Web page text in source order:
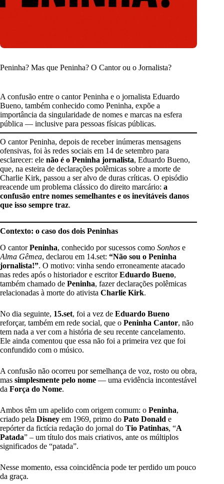
Peninha? Mas que Peninha? O Cantor ou o Jornalista?
A confusão entre o cantor Peninha e o jornalista Eduardo
Bueno, também conhecido como Peninha, expõe a
importância da singularidade de nomes e marcas na esfera
pública — inclusive para pessoas físicas públicas.
O cantor Peninha, depois de receber inúmeras mensagens
ofensivas, foi às redes sociais em 14 de setembro para
esclarecer: ele não é o Peninha jornalista, Eduardo Bueno,
que, na esteira de declarações polêmicas sobre a morte de
Charlie Kirk, passou a ser alvo de duras críticas. O episódio
reacende um problema clássico do direito marcário: a
confusão entre nomes semelhantes e os inevitáveis danos
que isso sempre traz.
Contexto: o caso dos dois Peninhas
O cantorPeninha, conhecido por sucessos como Sonhos e
Alma Gêmea, declarou em 14.set: “Não sou o Peninha
jornalista!”. O motivo: vinha sendo erroneamente atacado
nas redes após o historiador e escritorEduardo Bueno,
também chamado de Peninha, fazer declarações polêmicas
relacionadas à morte do ativista Charlie Kirk.
No dia seguinte, 15.set, foi a vez de Eduardo Bueno
reforçar, também em rede social, que o Peninha Cantor, não
tem nada a ver com a história de seu recente cancelamento.
Ele ainda comentou que essa não foi a primeira vez que foi
confundido com o músico.
A confusão não ocorreu por semelhança de voz, rosto ou obra,
mas simplesmente pelo nome — uma evidência incontestável
da Força do Nome.
Ambos têm um apelido com origem comum: o Peninha,
criado pela Disney em 1969, primo do Pato Donald e
repórter da fictícia redação do jornal do Tio Patinhas, “A
Patada” – um título dos mais criativos, ante os múltiplos
significados de “patada”.
Nesse momento, essa coincidência pode ter perdido um pouco
da graça.